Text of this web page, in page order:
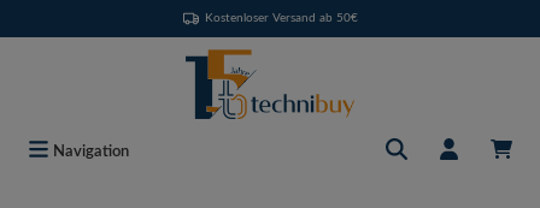
Kostenloser Versand ab 50€
Navigation